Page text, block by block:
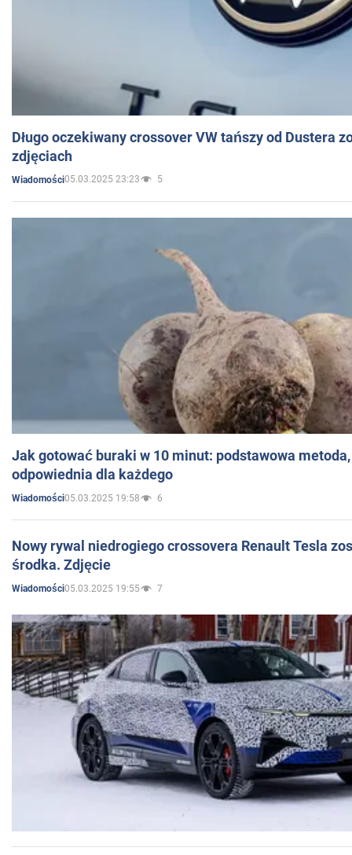
Długo oczekiwany crossover VW tańszy od Dustera
zdjęciach
Wiadomości05.03.2025 23:23 5
Jak gotować buraki w 10 minut: podstawowa
odpowiednia dla każdego
Wiadomości05.03.2025 19:58 6
Nowy rywal niedrogiego crossovera Renault Tesla
środka. Zdjęcie
Wiadomości05.03.2025 19:55 7